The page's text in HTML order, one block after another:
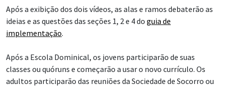
Após a exibição dos dois vídeos, as alas e ramos debaterão as
ideias e as questões das seções 1, 2 e 4 do guia de
implementação.
Após a Escola Dominical, os jovens participarão de suas
classes ou quóruns e começarão a usar o novo currículo. Os
adultos participarão das reuniões da Sociedade de Socorro ou